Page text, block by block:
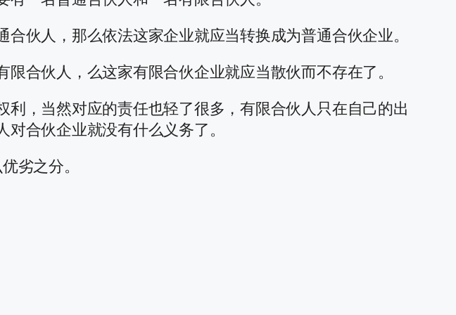
伙人，那么依法这家企业就应当转换成为普通合伙企业。
合伙人，么这家有限合伙企业就应当散伙而不存在了。
，当然对应的责任也轻了很多，有限合伙人只在自己的出
合伙企业就没有什么义务了。
劣之分。